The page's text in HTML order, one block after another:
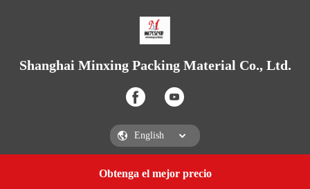
Obtenga el mejor precio
Shanghai Minxing Packing Material Co., Ltd.
Shanghai Minxing Packing Material Co., Ltd.Get a Quote